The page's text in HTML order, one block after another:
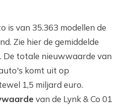
is van 35.363 modellen de
Zie hier de gemiddelde
De totale nieuwwaarde van
komt uit op
1,5 miljard euro.
van de Lynk & Co 01